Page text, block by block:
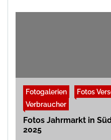
Fotogalerien Fotos
Verbraucher
Fotos Jahrmarkt in
2025